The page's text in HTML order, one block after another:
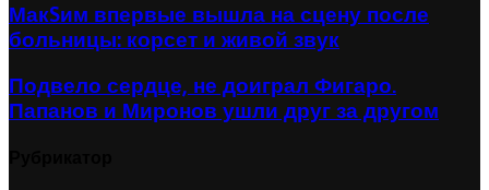
МакSим впервые вышла на сцену после
больницы: корсет и живой звук
Подвело сердце, не доиграл Фигаро.
Папанов и Миронов ушли друг за другом